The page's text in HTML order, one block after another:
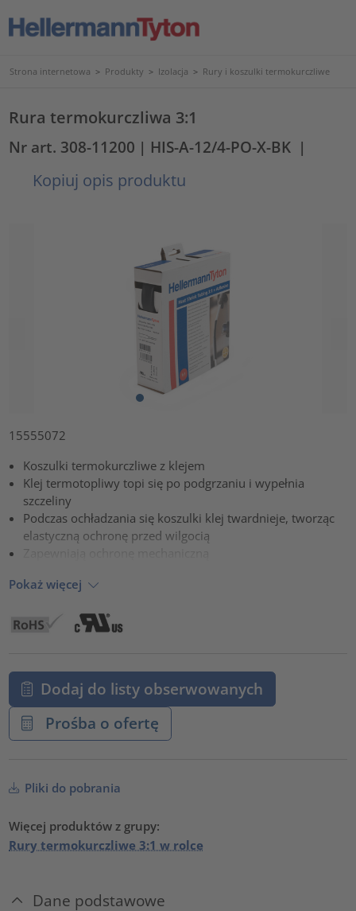
Strona internetowa > Produkty > Izolacja > Rury i koszulki termokurczliwe
Rura termokurczliwa 3:1
Nr art. 308-11200 | HIS-A-12/4-PO-X-BK |
Kopiuj opis produktu
15555072
Koszulki termokurczliwe z klejem
Klej termotopliwy topi się po podgrzaniu i wypełnia
szczeliny
Podczas ochładzania się koszulki klej twardnieje, tworząc
elastyczną ochronę przed wilgocią
Pokaż więcej
Dodaj do listy obserwowanych
Prośba o ofertę
Pliki do pobrania
Więcej produktów z grupy:
Rury termokurczliwe 3:1 w rolce
Dane podstawowe